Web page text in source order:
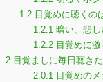
1.2目覚めに聴くの
1.2.1暗い、悲し
1.2.2目覚めに激
2 目覚ましに毎日聴き
2.0.1目覚めのメ